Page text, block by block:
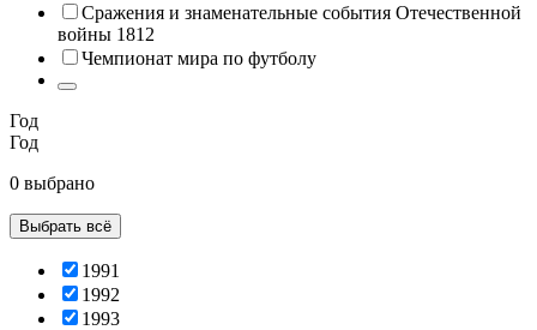
Сражения и знаменательные события Отечественной
войны 1812
Чемпионат мира по футболу
Год
Год
0 выбрано
Выбрать всё
1991
1992
1993